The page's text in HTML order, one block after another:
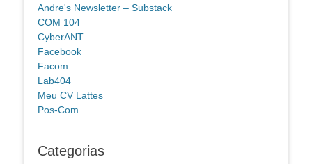
Andre's Newsletter – Substack
COM 104
CyberANT
Facebook
Facom
Lab404
Meu CV Lattes
Pos-Com
Categorias